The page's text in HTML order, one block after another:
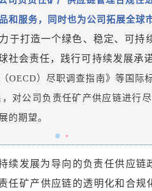
和服务，同时也为公司拓展全球
于打造一个绿色、稳定、可持
社会责任，践行可持续发展承
OECD）尽职调查指南》等国际
对公司负责任矿产供应链进行
的期望。
续发展为导向的负责任供应链
任矿产供应链的透明化和合规